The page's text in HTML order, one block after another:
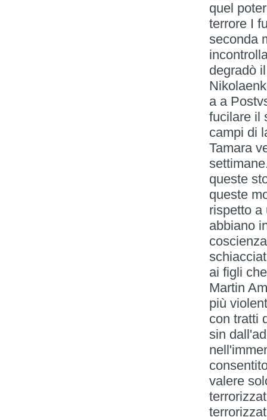
quel
terrore I
seconda
degradò
a a
fucilare il
campi di
Tamara
queste
queste
rispetto a
abbiano
ai figli
Martin
più
con tratti
sin
valere